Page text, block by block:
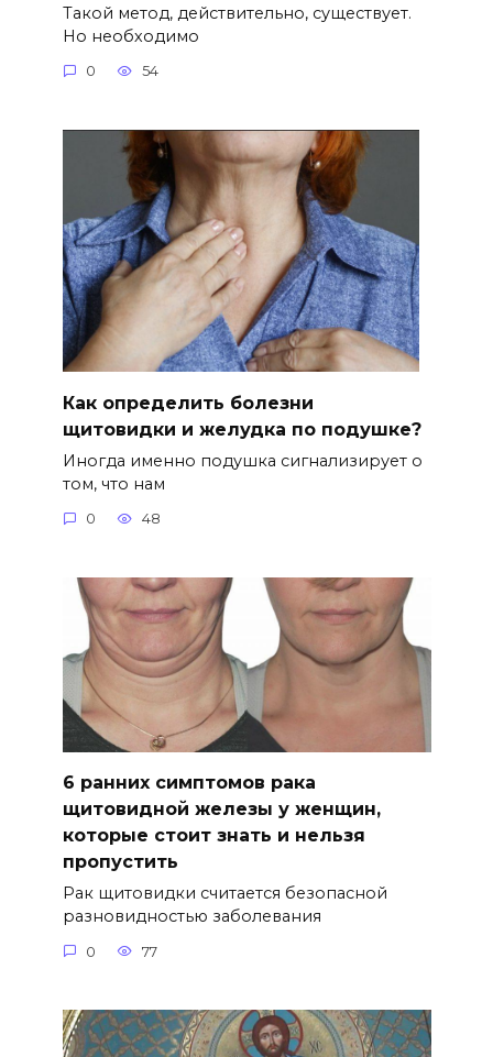
Такой метод, действительно, существует.
Но необходимо
0 54
Как определить болезни
щитовидки и желудка по подушке?
Иногда именно подушка сигнализирует о
том, что нам
0 48
6 ранних симптомов рака
щитовидной железы у женщин,
которые стоит знать и нельзя
пропустить
Рак щитовидки считается безопасной
разновидностью заболевания
0 77